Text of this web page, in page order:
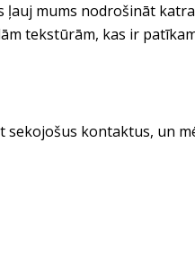
ļauj mums nodrošināt katra
tekstūrām, kas ir
sekojošus kontaktus, un